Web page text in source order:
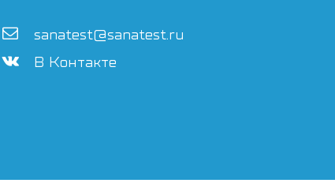
sanatest@sanatest.ru
В Контакте